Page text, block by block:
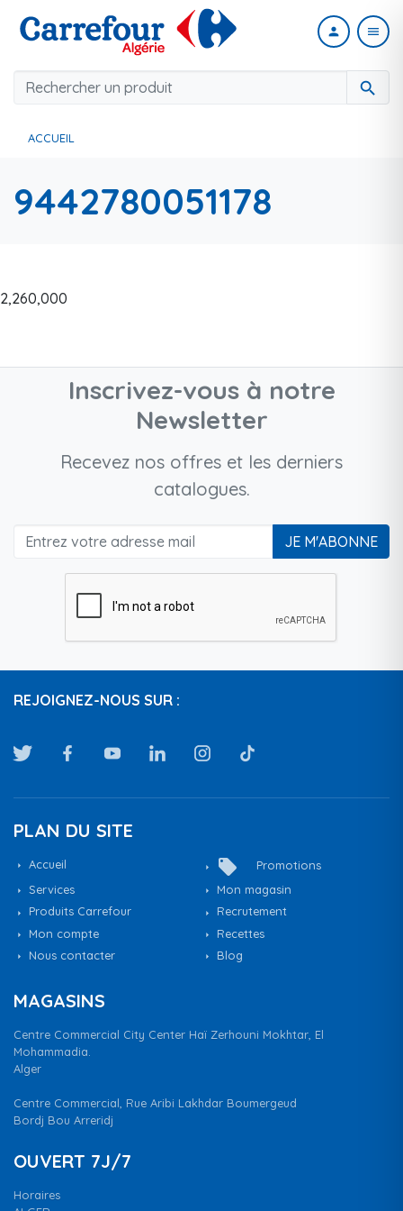
search
person menu
ACCUEIL
9442780051178
2,260,000
Inscrivez-vous à notre
Newsletter
Recevez nos offres et les derniers
catalogues.
JE M'ABONNE
REJOIGNEZ-NOUS SUR :
PLAN DU SITE
Accueil local_offer
Promotions
Services
Mon magasin
Produits Carrefour
Recrutement
Mon compte
Recettes
Nous contacter
Blog
MAGASINS
Centre Commercial City Center Haï Zerhouni Mokhtar, El
Mohammadia.
Alger
Centre Commercial, Rue Aribi Lakhdar Boumergeud
Bordj Bou Arreridj
OUVERT 7J/7
Horaires